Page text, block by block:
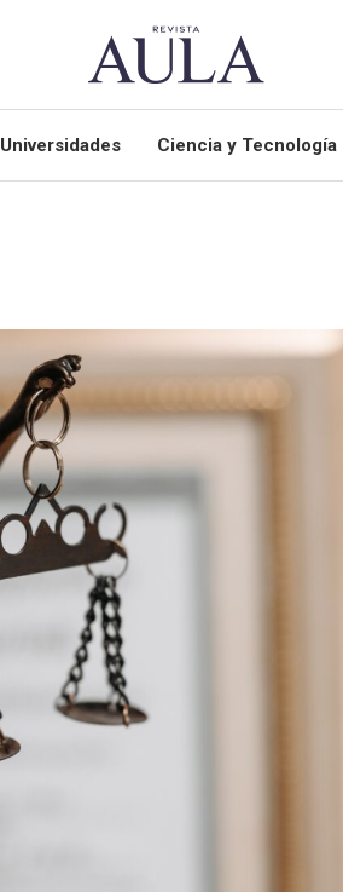
Universidades Ciencia y Tecnología